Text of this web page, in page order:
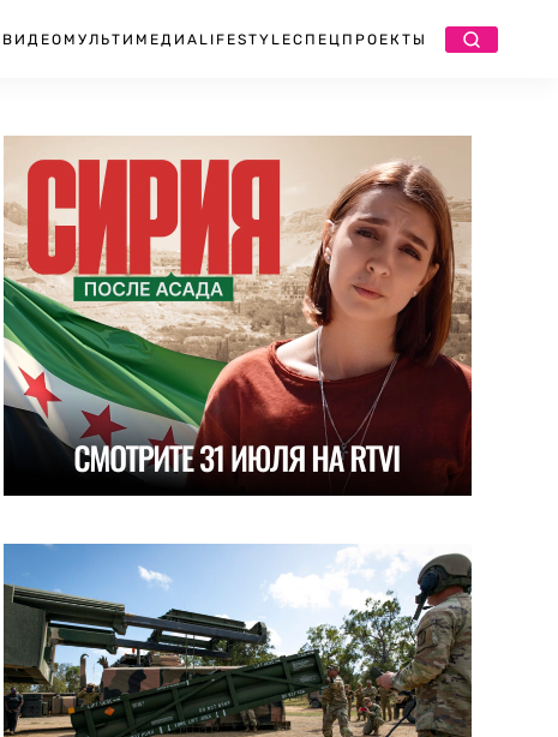
ВИДЕО МУЛЬТИМЕДИА LIFESTYLEСПЕЦПРОЕКТЫ